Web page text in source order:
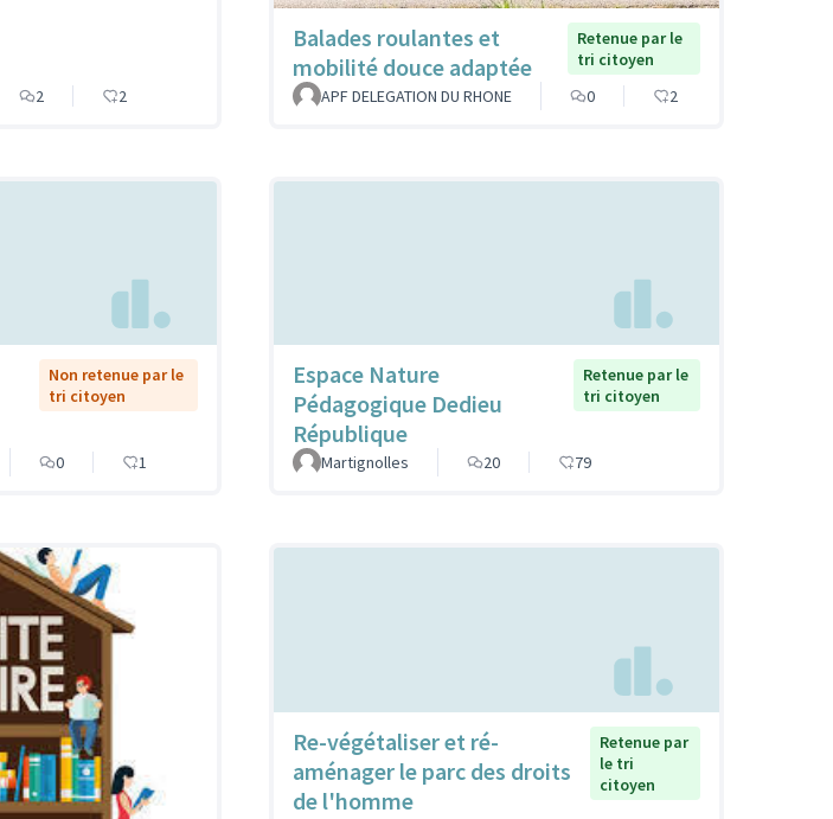
2 2
Balades roulantes et
mobilité douce adaptée
Retenue par le
tri citoyen
APF DELEGATION DU RHONE
0 2
Non retenue par le
tri citoyen
0 1
Espace Nature
Pédagogique Dedieu
République
Retenue par le
tri citoyen
Martignolles 20 79
Re-végétaliser et ré-
aménager le parc des droits
de l'homme
Retenue par
le tri
citoyen